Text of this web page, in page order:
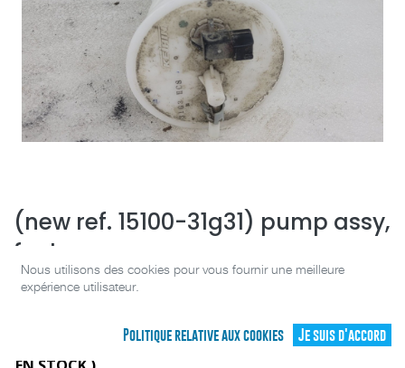
(new ref. 15100-31g31) pump assy,
fuel
[15100-31G30]
SÉLECTIONNEZ VOTRE PIÈCE CI-DESSOUS (1PIÈCE(S)
Nous utilisons des cookies pour vous fournir une meilleure
expérience utilisateur.
Politique relative aux cookies Je suis d'accord